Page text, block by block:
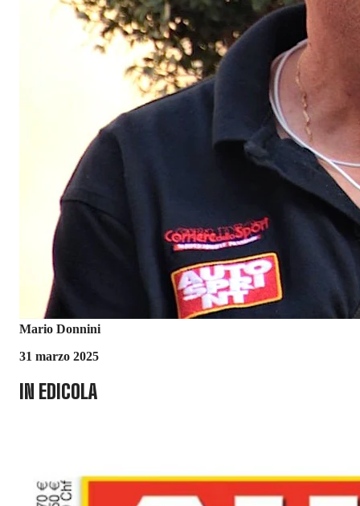
Mario Donnini
31 marzo 2025
IN EDICOLA